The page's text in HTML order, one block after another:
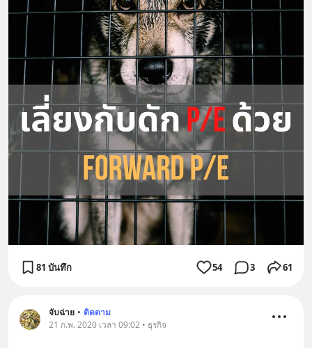
81 บันทึก 54 3 61
จับฉ่าย • ติดตาม
21 ก.พ. 2020 เวลา 09:02 • ธุรกิจ